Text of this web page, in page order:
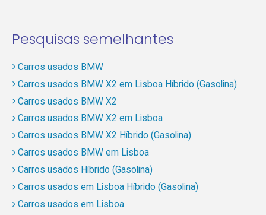
Pesquisas semelhantes
Carros usados BMW
Carros usados BMW X2 em Lisboa Híbrido (Gasolina)
Carros usados BMW X2
Carros usados BMW X2 em Lisboa
Carros usados BMW X2 Híbrido (Gasolina)
Carros usados BMW em Lisboa
Carros usados Híbrido (Gasolina)
Carros usados em Lisboa Híbrido (Gasolina)
Carros usados em Lisboa